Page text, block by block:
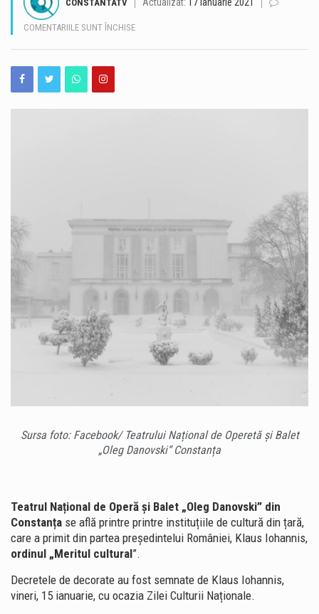
CONSTANTATV
COMENTARIILE SUNT ÎNCHISEPENTRU
CULTURAL”,
GRAD
COMANDOR
Sursa foto: Facebook/ Teatrului Național de Operetă și Balet
„Oleg Danovski“ Constanța
Teatrul Național de Operă și Balet „Oleg Danovski” din
Constanța se află printre printre instituțiile de cultură din țară,
care a primit din partea președintelui României, Klaus Iohannis,
ordinul „Meritul cultural”.
Decretele de decorate au fost semnate de Klaus Iohannis,
vineri, 15 ianuarie, cu ocazia Zilei Culturii Naționale.